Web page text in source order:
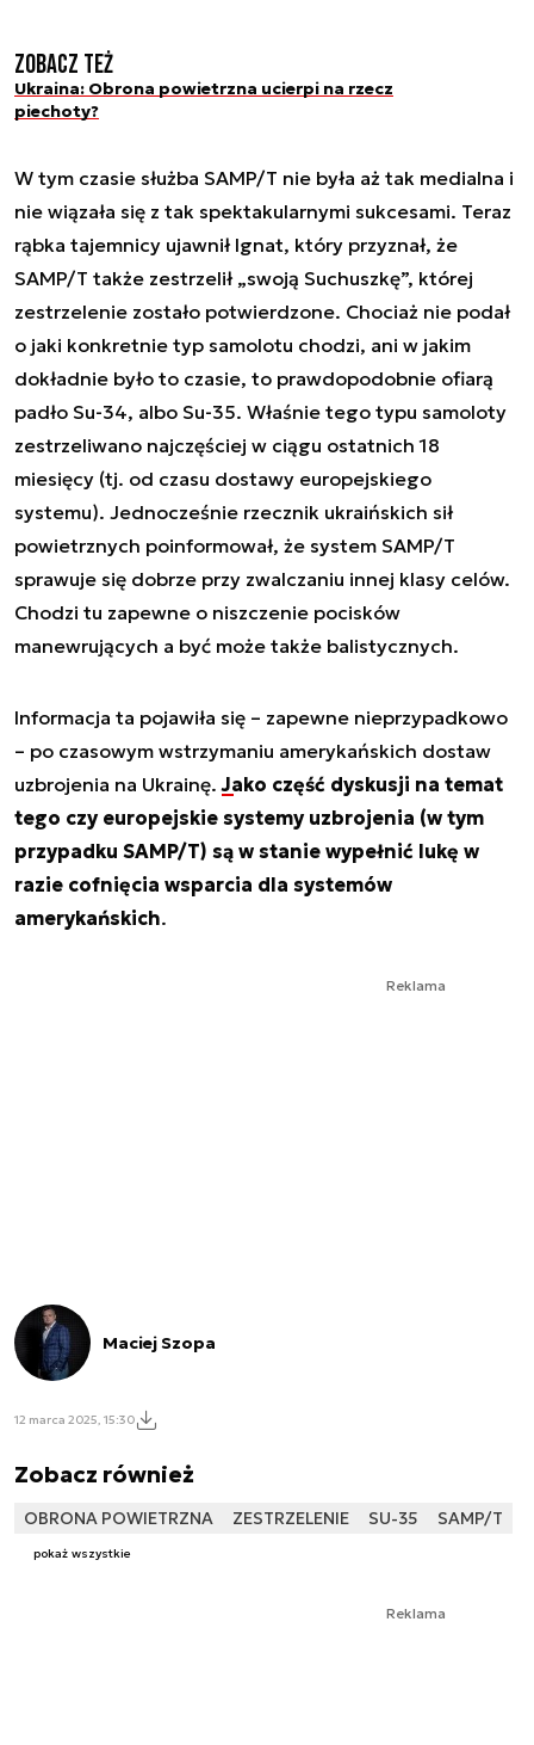
Zobacz też
Ukraina: Obrona powietrzna ucierpi na rzecz
piechoty?
W tym czasie służba SAMP/T nie była aż tak medialna i
nie wiązała się z tak spektakularnymi sukcesami. Teraz
rąbka tajemnicy ujawnił Ignat, który przyznał, że
SAMP/T także zestrzelił „swoją Suchuszkę”, której
zestrzelenie zostało potwierdzone. Chociaż nie podał
o jaki konkretnie typ samolotu chodzi, ani w jakim
dokładnie było to czasie, to prawdopodobnie ofiarą
padło Su-34, albo Su-35. Właśnie tego typu samoloty
zestrzeliwano najczęściej w ciągu ostatnich 18
miesięcy (tj. od czasu dostawy europejskiego
systemu). Jednocześnie rzecznik ukraińskich sił
powietrznych poinformował, że system SAMP/T
sprawuje się dobrze przy zwalczaniu innej klasy celów.
Chodzi tu zapewne o niszczenie pocisków
manewrujących a być może także balistycznych.
Informacja ta pojawiła się – zapewne nieprzypadkowo
– po czasowym wstrzymaniu amerykańskich dostaw
uzbrojenia na Ukrainę.Jako część dyskusji na temat
tego czy europejskie systemy uzbrojenia (w tym
przypadku SAMP/T) są w stanie wypełnić lukę w
razie cofnięcia wsparcia dla systemów
amerykańskich.
Reklama
Maciej Szopa
12 marca 2025, 15:30
Zobacz również
OBRONA POWIETRZNA ZESTRZELENIE SU-35 SAMP/T
pokaż wszystkie
Reklama